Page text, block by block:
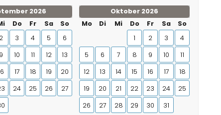
2026
Do Fr Sa
So
2 3 4 5
6
9 10 11 12
13
17 18 19
20
24 25 26
27
Oktober 2026
Mo
Di Mi Do Fr Sa
So
1
2 3
4
5
6 7 8 9 10
11
12
13 14 15 16 17
18
19
20 21 22 23 24
25
26
27 28 29 30 31